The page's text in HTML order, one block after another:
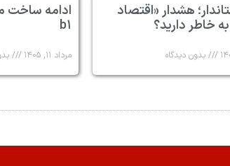
هشدار «اقتصاد
به خاطر دارید؟
بدون دیدگاه
ادامه ساخت
b۱
مرداد ۱۱, ۱۴۰۵